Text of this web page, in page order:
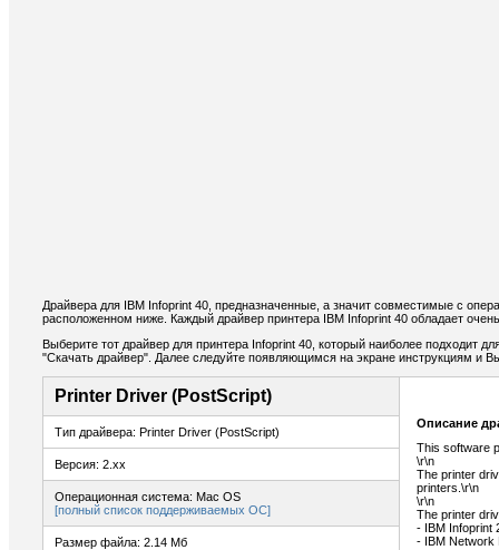
Драйвера для IBM Infoprint 40, предназначенные, а значит совместимые с
расположенном ниже. Каждый драйвер принтера IBM Infoprint 40 обладает
Выберите тот драйвер для принтера Infoprint 40, который наиболее подходит
"Скачать драйвер". Далее следуйте появляющимся на экране инструкциям и
Printer Driver (PostScript)
Тип драйвера: Printer Driver (PostScript)
Версия: 2.xx
Операционная система: Mac OS
[полный список поддерживаемых ОС]
Размер файла: 2.14 Мб
Описание
This software
\r\n
The printer
printers.\r\n
\r\n
The printer
- IBM Infoprint
- IBM Network